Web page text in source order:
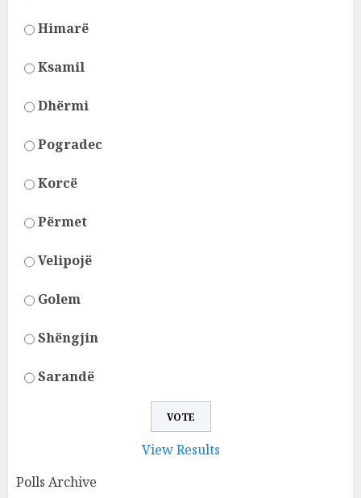
Himarë
Ksamil
Dhërmi
Pogradec
Korcë
Përmet
Velipojë
Golem
Shëngjin
Sarandë
View Results
Polls Archive